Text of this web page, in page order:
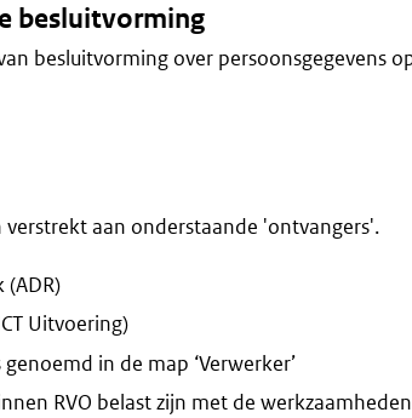
besluitvorming
besluitvorming over persoonsgegevens
verstrekt aan onderstaande 'ontvangers'.
(ADR)
Uitvoering)
in de map ‘Verwerker’
RVO belast zijn met de